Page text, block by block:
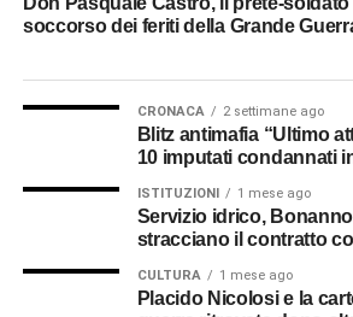
soccorso dei feriti della Grande
CRONACA 2 settimane ago
Blitz antimafia “Ultimo
10 imputati condannati
ISTITUZIONI 1 mese ago
Servizio idrico,
stracciano il contratto
CULTURA 1 mese ago
Placido Nicolosi e la